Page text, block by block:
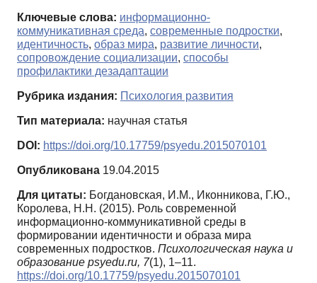
Ключевые слова: информационно-
коммуникативная среда, современные подростки,
идентичность, образ мира, развитие личности,
сопровождение социализации, способы
профилактики дезадаптации
Рубрика издания: Психология развития
Тип материала: научная статья
DOI: https://doi.org/10.17759/psyedu.2015070101
Опубликована 19.04.2015
Для цитаты: Богдановская, И.М., Иконникова, Г.Ю.,
Королева, Н.Н. (2015). Роль современной
информационно-коммуникативной среды в
формировании идентичности и образа мира
современных подростков. Психологическая наука и
образование psyedu.ru, 7(1), 1–11.
https://doi.org/10.17759/psyedu.2015070101